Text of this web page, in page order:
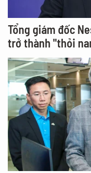
Tổng giám đốc
trở thành "thỏi